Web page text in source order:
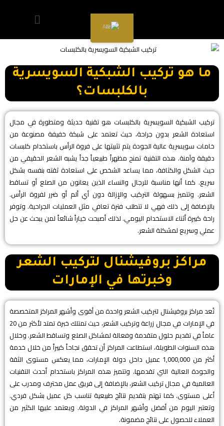
ما هو تركيب الشبكية السويسرية
بالكلبسات؟
تركيب الشبكية السويسرية بالكلبسات هو تقنية حديثة ومتطورة في مجال
استعادة الشعر بدون جراحة، حيث تعتمد على شبكة خفيفة مصنوعة من
خامات سويسرية عالية الجودة يتم تثبيتها على فروة الرأس باستخدام كلبسات
دقيقة وآمنة. هذه التقنية تمنح مظهراً طبيعياً جداً يشبه الشعر الحقيقي من
حيث الشكل والكثافة، مما يساعد الشخص على استعادة ثقته بنفسه بشكل
سريع. كما أنها مناسبة للرجال والنساء الذين يعانون من الصلع أو تساقط
الشعر. وتتميز بسهولة التركيب والإزالة دون أي ألم أو ضرر لفروة الرأس.
بالإضافة إلى ذلك فهي لا تتطلب فترة تعافي مثل العمليات الجراحية. وتوفر
راحة كبيرة أثناء الاستخدام اليومي. لذلك أصبحت خياراً شائعاً لمن يبحث عن حل
عملي وسريع لمشكلة الشعر.
مراكز بروفيشنال لتركيب الشعر
وخبرتها في الإمارات
تُعد مراكز بروفيشنال لتركيب الشعر واحدة من أقوى وأشهر المراكز المتخصصة
في الإمارات في مجال زراعة وتركيب الشعر، حيث تمتلك خبرة تمتد لأكثر من 20
عاماً في تقديم حلول متقدمة وفعالة لمشاكل الصلع وتساقط الشعر. وخلال
هذه السنوات الطويلة، استطاعت المراكز أن تحقق نجاحاً كبيراً من خلال خدمة
أكثر من 1,000,000 عميل داخل دولة الإمارات، مما يعكس مستوى الثقة
والجودة العالية التي تقدمها. وتتميز هذه المراكز باستخدام أحدث التقنيات
العالمية في مجال تركيب الشعر، بالإضافة إلى فريق عمل محترف ومدرب على
أعلى مستوى. كما تهتم بتقديم نتائج طبيعية تناسب كل عميل بشكل فردي.
وتعتبر اليوم من أفضل وأشهر المراكز في الدولة. ويعتمد عليها الكثير من
العملاء للحصول على نتائج مضمونة.
AR